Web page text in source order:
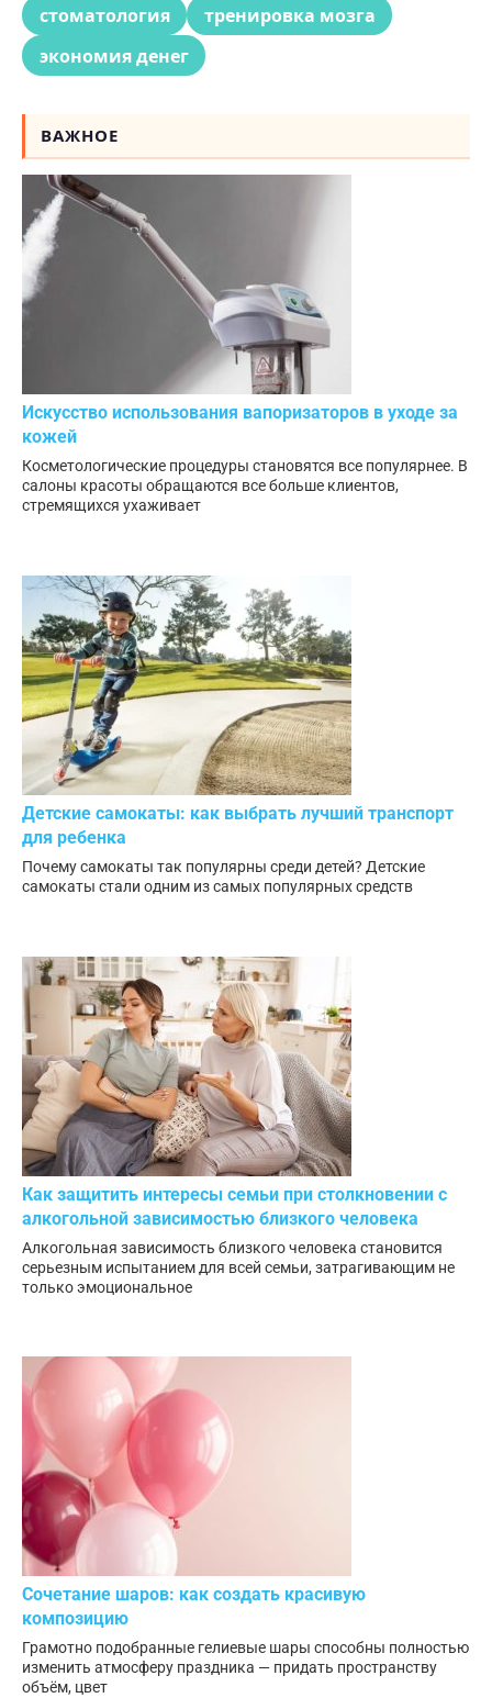
стоматология
тренировка мозга
экономия денег
ВАЖНОЕ
Искусство использования вапоризаторов в уходе за
кожей
Косметологические процедуры становятся все популярнее. В
салоны красоты обращаются все больше клиентов,
стремящихся ухаживает
Детские самокаты: как выбрать лучший транспорт
для ребенка
Почему самокаты так популярны среди детей? Детские
самокаты стали одним из самых популярных средств
Как защитить интересы семьи при столкновении с
алкогольной зависимостью близкого человека
Алкогольная зависимость близкого человека становится
серьезным испытанием для всей семьи, затрагивающим не
только эмоциональное
Сочетание шаров: как создать красивую
композицию
Грамотно подобранные гелиевые шары способны полностью
изменить атмосферу праздника — придать пространству
объём, цвет